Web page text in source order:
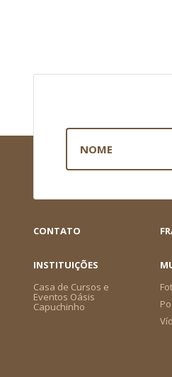
CONTATO
INSTITUIÇÕES
Casa de Cursos e
Eventos Oásis
Capuchinho